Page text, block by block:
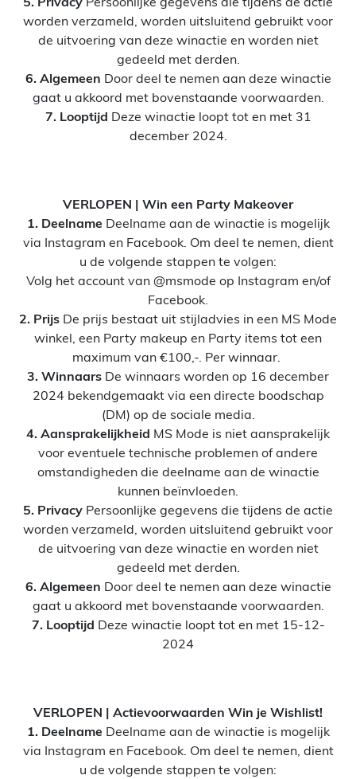
worden verzameld, worden uitsluitend gebruikt voor
de uitvoering van deze winactie en worden niet
gedeeld met derden.
6. Algemeen Door deel te nemen aan deze winactie
gaat u akkoord met bovenstaande voorwaarden.
7. Looptijd Deze winactie loopt tot en met 31
december 2024.
VERLOPEN | Win een Party Makeover
1. Deelname Deelname aan de winactie is mogelijk
via Instagram en Facebook. Om deel te nemen, dient
u de volgende stappen te volgen:
Volg het account van @msmode op Instagram en/of
Facebook.
2. Prijs De prijs bestaat uit stijladvies in een MS Mode
winkel, een Party makeup en Party items tot een
maximum van €100,-. Per winnaar.
3. Winnaars De winnaars worden op 16 december
2024 bekendgemaakt via een directe boodschap
(DM) op de sociale media.
4. Aansprakelijkheid MS Mode is niet aansprakelijk
voor eventuele technische problemen of andere
omstandigheden die deelname aan de winactie
kunnen beïnvloeden.
5. Privacy Persoonlijke gegevens die tijdens de actie
worden verzameld, worden uitsluitend gebruikt voor
de uitvoering van deze winactie en worden niet
gedeeld met derden.
6. Algemeen Door deel te nemen aan deze winactie
gaat u akkoord met bovenstaande voorwaarden.
7. Looptijd Deze winactie loopt tot en met 15-12-
2024
VERLOPEN | Actievoorwaarden Win je Wishlist!
1. Deelname Deelname aan de winactie is mogelijk
via Instagram en Facebook. Om deel te nemen, dient
u de volgende stappen te volgen: